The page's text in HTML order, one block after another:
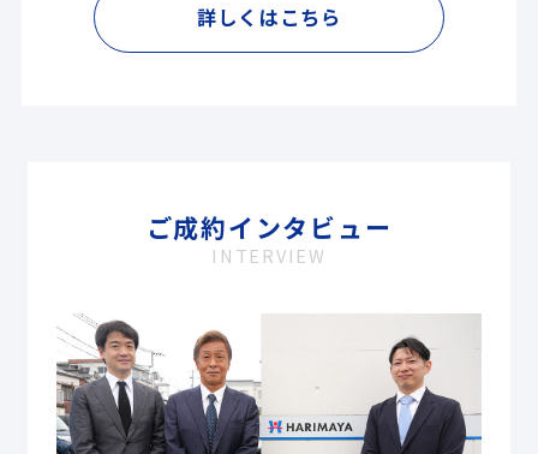
詳しくはこちら
ご成約インタビュー
INTERVIEW